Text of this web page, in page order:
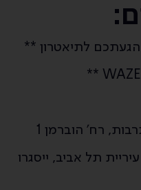
לתיאטרון **
רח' הוברמן 1
תל אביב, ייסגרו